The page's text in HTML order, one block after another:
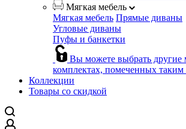
Мягкая мебель
Мягкая мебель Прямые диваны
Угловые диваны
Пуфы и банкетки
Вы можете выбрать другие
комплектах, помеченных таким
Коллекции
Товары со скидкой